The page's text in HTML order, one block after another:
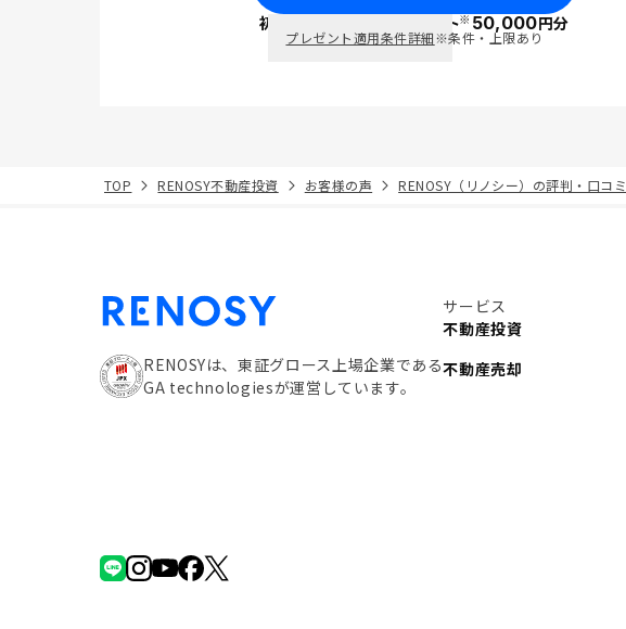
初回面談で ポイント※50,000円分
プレゼント適用条件詳細※条件・上限あり
TOP RENOSY不動産投資 お客様の声 RENOSY（リノシー）の評判・口コミ
RENOSYは、東証グロース上場企業である
GA technologiesが運営しています。
サービス
不動産投資
不動産売却